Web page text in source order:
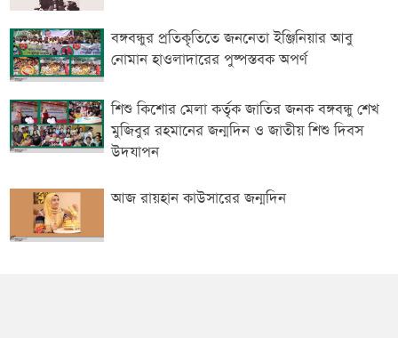
বঙ্গবন্ধুর প্রতিকৃতিতে জননেতা ইঞ্জিনিয়ার আবু
নোমান হাওলাদারের পুষ্পস্তবক অপর্ণ
শিশু কিশোর মেলা কর্তৃক জাতির জনক বঙ্গবন্ধু শেখ
মুজিবুর রহমানের জন্মদিন ও জাতীয় শিশু দিবস
উদযাপন
আজ রায়হান কাউসারের জন্মদিন